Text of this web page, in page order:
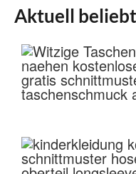
Aktuell